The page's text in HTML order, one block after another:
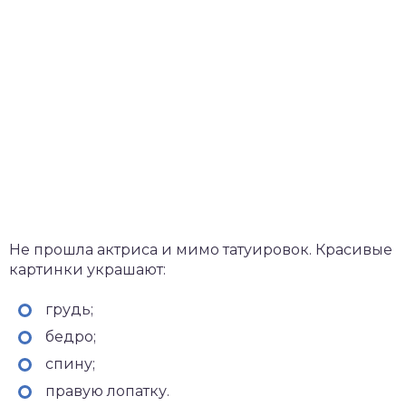
Не прошла актриса и мимо татуировок. Красивые
картинки украшают:
грудь;
бедро;
спину;
правую лопатку.